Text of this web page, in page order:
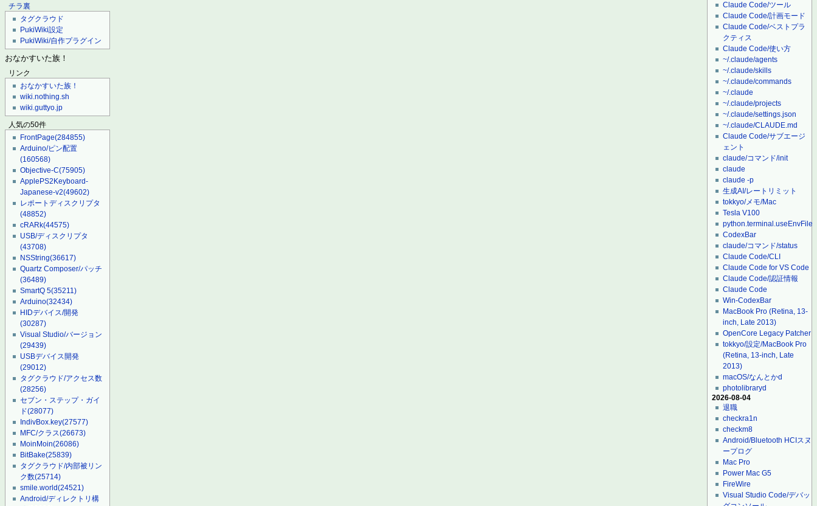
チラ裏
タグクラウド
PukiWiki設定
PukiWiki/自作プラグイン
おなかすいた族！
リンク
おなかすいた族！
wiki.nothing.sh
wiki.guttyo.jp
人気の50件
FrontPage(284855)
Arduino/ピン配置
(160568)
Objective-C(75905)
ApplePS2Keyboard-
Japanese-v2(49602)
レポートディスクリプタ
(48852)
cRARk(44575)
USB/ディスクリプタ
(43708)
NSString(36617)
Quartz Composer/パッチ
(36489)
SmartQ 5(35211)
Arduino(32434)
HIDデバイス/開発
(30287)
Visual Studio/バージョン
(29439)
USBデバイス開発
(29012)
タグクラウド/アクセス数
(28256)
セブン・ステップ・ガイ
ド(28077)
IndivBox.key(27577)
MFC/クラス(26673)
MoinMoin(26086)
BitBake(25839)
タグクラウド/内部被リン
ク数(25714)
smile.world(24521)
Android/ディレクトリ構
Claude Code/ツール
Claude Code/計画モード
Claude Code/ベストプラ
クティス
Claude Code/使い方
~/.claude/agents
~/.claude/skills
~/.claude/commands
~/.claude
~/.claude/projects
~/.claude/settings.json
~/.claude/CLAUDE.md
Claude Code/サブエージ
ェント
claude/コマンド/init
claude
claude -p
生成AI/レートリミット
tokkyo/メモ/Mac
Tesla V100
python.terminal.useEnvFile
CodexBar
claude/コマンド/status
Claude Code/CLI
Claude Code for VS Code
Claude Code/認証情報
Claude Code
Win-CodexBar
MacBook Pro (Retina, 13-
inch, Late 2013)
OpenCore Legacy Patcher
tokkyo/設定/MacBook Pro
(Retina, 13-inch, Late
2013)
macOS/なんとかd
photolibraryd
2026-08-04
退職
checkra1n
checkm8
Android/Bluetooth HCIスヌ
ープログ
Mac Pro
Power Mac G5
FireWire
Visual Studio Code/デバッ